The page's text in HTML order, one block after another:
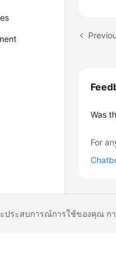
Was
For
ประสบการณ์การใช้ของคุณ ก